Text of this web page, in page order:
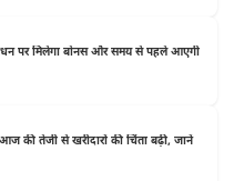
पर मिलेगा बोनस और समय से पहले आएगी
की तेजी से खरीदारों की चिंता बढ़ी, जानें